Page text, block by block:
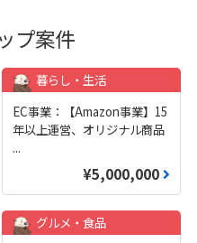
プ案件
暮らし・生活
EC事業：【Amazon事業】15
年以上運営、オリジナル商品
...
¥5,000,000
グルメ・食品